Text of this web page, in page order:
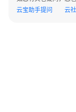
云宝助手提问
云